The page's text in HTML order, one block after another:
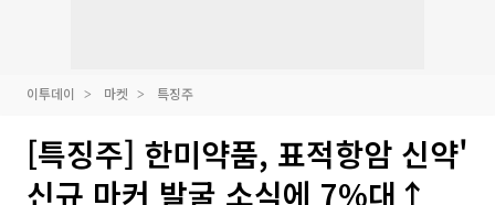
이투데이 마켓 특징주
[특징주] 한미약품, 표적항암 신약'
신규 마커 발굴 소식에 7%대↑